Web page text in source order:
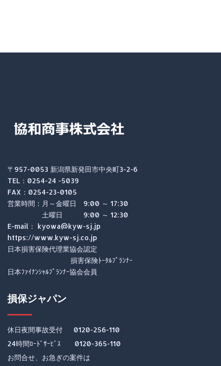
〒957-0053 新潟県新発田市中央町3-2-6
TEL：0254-24 -5039
FAX：0254-23-0105
営業時間：月～金曜日 9:00 ～ 17:30
土曜日 9:00 ～ 12:30
E-mail： kyowa@kyw-sj.jp
https://www.kyw-sj.co.jp
日本損害保険代理業協会認定
損害保険ﾄｰﾀﾙﾌﾟﾗﾝﾅｰ
日本ﾌｧｲﾅﾝｼｬﾙﾌﾟﾗﾝﾅｰ協会会員
損保ジャパン
休日夜間事故受付 0120-256-110
24時間ﾛｰﾄﾞｻｰﾋﾞｽ 0120-365-110
お問合せ、お急ぎの案件は